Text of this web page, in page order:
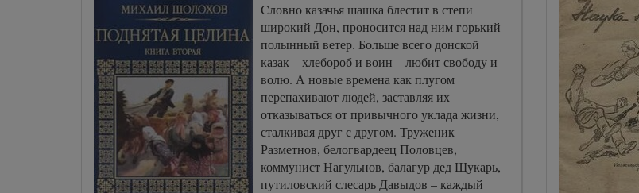
Cловно казачья шашка блестит в степи
широкий Дон, проносится над ним горький
полынный ветер. Больше всего донской
казак – хлебороб и воин – любит свободу и
волю. А новые времена как плугом
перепахивают людей, заставляя их
отказываться от привычного уклада жизни,
сталкивая друг с другом. Труженик
Разметнов, белогвардеец Половцев,
коммунист Нагульнов, балагур дед Щукарь,
путиловский слесарь Давыдов – каждый